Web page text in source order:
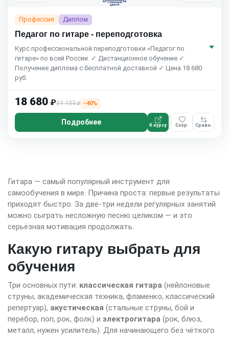
Профессия Диплом
Педагог по гитаре - переподготовка
Курс профессиональной переподготовки «Педагог по
гитаре» по всей России. ✓ Дистанционное обучение ✓
Получение диплома с бесплатной доставкой ✓ Цена 18 680
руб.
18 680 ₽31 133₽ −40%
Подробнее К курсу Сохр. Сравн.
Гитара — самый популярный инструмент для
самообучения в мире. Причина проста: первые результаты
приходят быстро. За две-три недели регулярных занятий
можно сыграть несложную песню целиком — и это
серьёзная мотивация продолжать.
Какую гитару выбрать для
обучения
Три основных пути: классическая гитара (нейлоновые
струны, академическая техника, фламенко, классический
репертуар), акустическая (стальные струны, бой и
перебор, поп, рок, фолк) и электрогитара (рок, блюз,
металл, нужен усилитель). Для начинающего без чёткого